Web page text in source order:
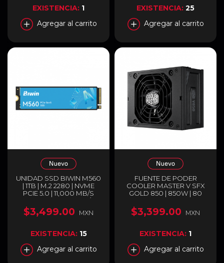
VIDEOVIGILANCIA 24/7 |
COMPATIBLE CON
DVR/NVR DE 1–16 BAHÍAS
Y HASTA 64 CÁMARAS |
EXISTENCIA: 1
Agregar al carrito
EXISTENCIA: 25
Agregar al carrito
UNIDAD SSD BIWIN M560
| 1TB | M.2 2280 | NVME
PCIE 5.0 | 11,000 MB/S
LECTURA | 9,700 MB/S
ESCRITURA |
BM560NN01TB-RGX
$3,499.00 MXN
EXISTENCIA: 15
Agregar al carrito
FUENTE DE PODER
COOLER MASTER V SFX
GOLD 850 | 850W | 80
MODULAR | COMPATIBLE
CON ATX 3.0 Y PCIE 5.0 |
SFHAGV-3EUS
$3,399.00 MXN
EXISTENCIA: 1
Agregar al carrito